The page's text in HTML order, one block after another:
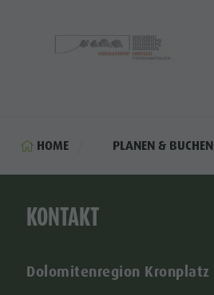
HOME PLANEN & BUCHEN
KONTAKT
Dolomitenregion Kronplatz